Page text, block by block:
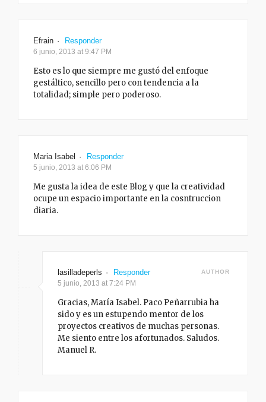
Efrain · Responder
6 junio, 2013 at 9:47 PM
Esto es lo que siempre me gustó del enfoque
gestáltico, sencillo pero con tendencia a la
totalidad; simple pero poderoso.
Maria Isabel · Responder
5 junio, 2013 at 6:06 PM
Me gusta la idea de este Blog y que la creatividad
ocupe un espacio importante en la cosntruccion
diaria.
lasilladeperls · Responder AUTHOR
5 junio, 2013 at 7:24 PM
Gracias, María Isabel. Paco Peñarrubia ha
sido y es un estupendo mentor de los
proyectos creativos de muchas personas.
Me siento entre los afortunados. Saludos.
Manuel R.